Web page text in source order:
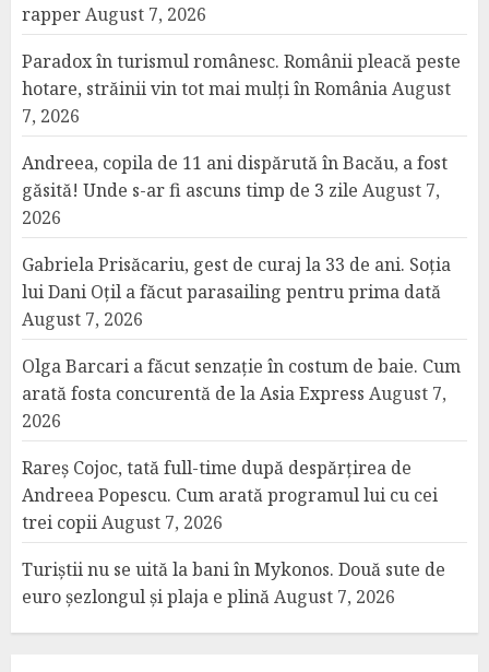
rapperAugust 7, 2026
Paradox în turismul românesc. Românii pleacă peste
hotare, străinii vin tot mai mulți în RomâniaAugust
7, 2026
Andreea, copila de 11 ani dispărută în Bacău, a fost
găsită! Unde s-ar fi ascuns timp de 3 zile August 7,
2026
Gabriela Prisăcariu, gest de curaj la 33 de ani. Soția
lui Dani Oțil a făcut parasailing pentru prima dată
August 7, 2026
Olga Barcari a făcut senzație în costum de baie. Cum
arată fosta concurentă de la Asia Express August 7,
2026
Rareș Cojoc, tată full-time după despărțirea de
Andreea Popescu. Cum arată programul lui cu cei
trei copiiAugust 7, 2026
Turiștii nu se uită la bani în Mykonos. Două sute de
euro șezlongul și plaja e plinăAugust 7, 2026